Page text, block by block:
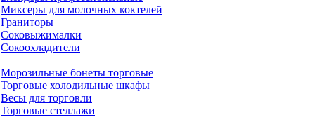
Миксеры для молочных коктелей
Граниторы
Соковыжималки
Сокоохладители
Морозильные бонеты торговые
Торговые холодильные шкафы
Весы для торговли
Торговые стеллажи